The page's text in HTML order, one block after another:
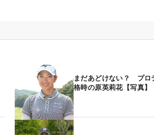
まだあどけない？ プロ
格時の原英莉花【写真】